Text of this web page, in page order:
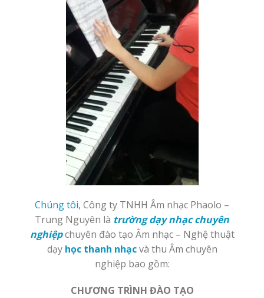
Chúng tôi, Công ty TNHH Âm nhạc Phaolo –
Trung Nguyên là trường dạy nhạc chuyên
nghiệp chuyên đào tạo Âm nhạc – Nghệ thuật
dạy học thanh nhạcvà thu Âm chuyên
nghiệp bao gồm:
CHƯƠNG TRÌNH ĐÀO TẠO